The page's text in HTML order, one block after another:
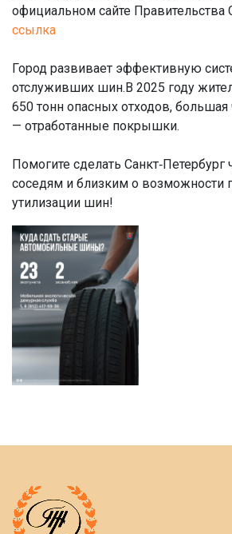
официальном сайте Правительства
ссылка
Город развивает эффективную
отслуживших шин.В 2025 году
650 тонн опасных отходов, большая
— отработанные покрышки.
Помогите сделать Санкт‑Петербург
соседям и близким о возможности
утилизации шин!